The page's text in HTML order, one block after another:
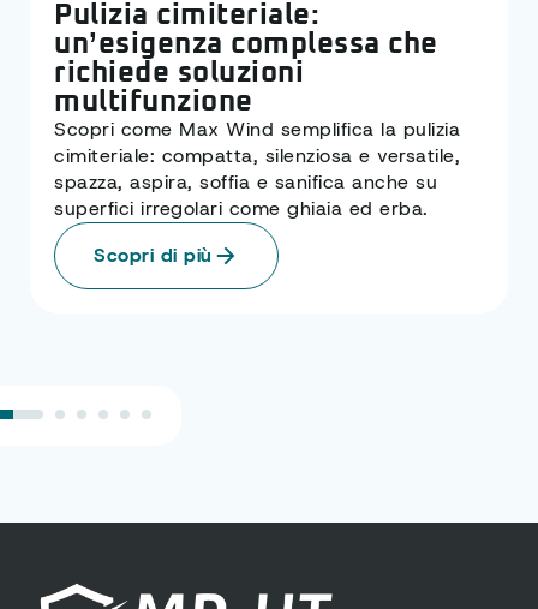
Pulizia cimiteriale:
un’esigenza complessa che
richiede soluzioni
multifunzione
Scopri come Max Wind semplifica la pulizia
cimiteriale: compatta, silenziosa e versatile,
spazza, aspira, soffia e sanifica anche su
superfici irregolari come ghiaia ed erba.
Scopri di più